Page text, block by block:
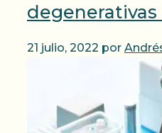
21 julio, 2022 por